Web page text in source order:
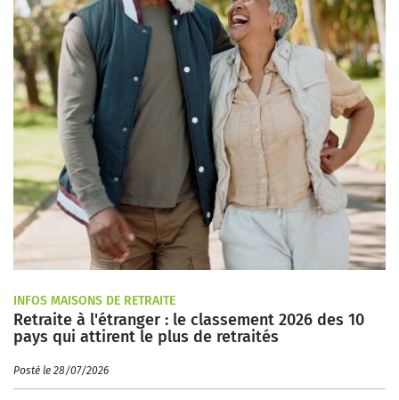
INFOS MAISONS DE RETRAITE
Retraite à l'étranger : le classement 2026 des 10
pays qui attirent le plus de retraités
Posté le 28/07/2026